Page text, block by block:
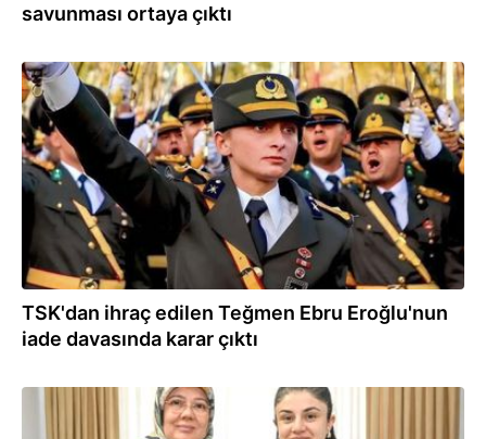
savunması ortaya çıktı
23.03.2026
TSK'dan ihraç edilen Teğmen Ebru Eroğlu'nun
iade davasında karar çıktı